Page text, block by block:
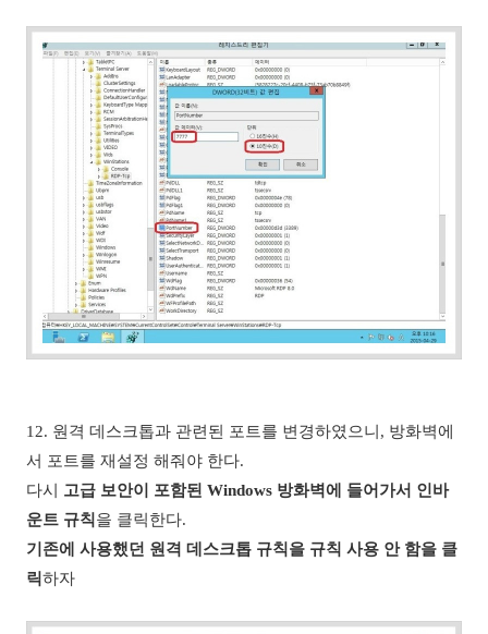
12. 원격 데스크톱과 관련된 포트를 변경하였으니, 방화벽에
서 포트를 재설정 해줘야 한다.
다시
고급 보안이 포함된 Windows 방화벽에 들어가서 인바
운트 규칙을 클릭한다.
기존에 사용했던 원격 데스크톱 규칙을 규칙 사용 안 함을 클
릭하자